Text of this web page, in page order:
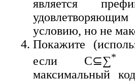
является
условию, но не
Покажите
если C⊆∑*
-
максимальный